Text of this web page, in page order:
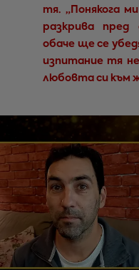
тя. „Понякога
разкрива
обаче ще се
изпитание тя
любовта си към